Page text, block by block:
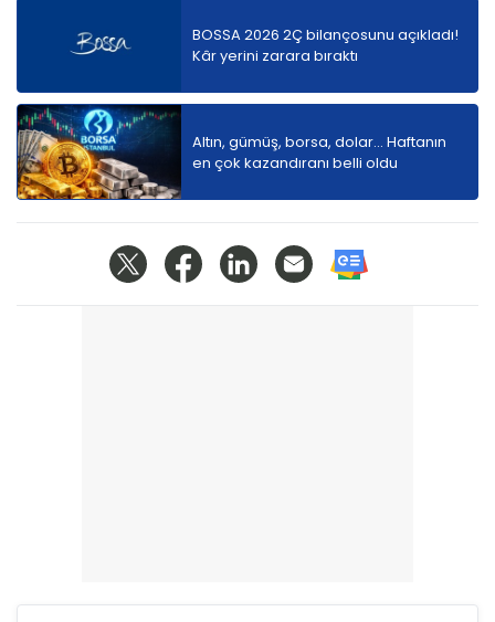
BOSSA 2026 2Ç bilançosunu açıkladı!
Kâr yerini zarara bıraktı
Altın, gümüş, borsa, dolar... Haftanın
en çok kazandıranı belli oldu